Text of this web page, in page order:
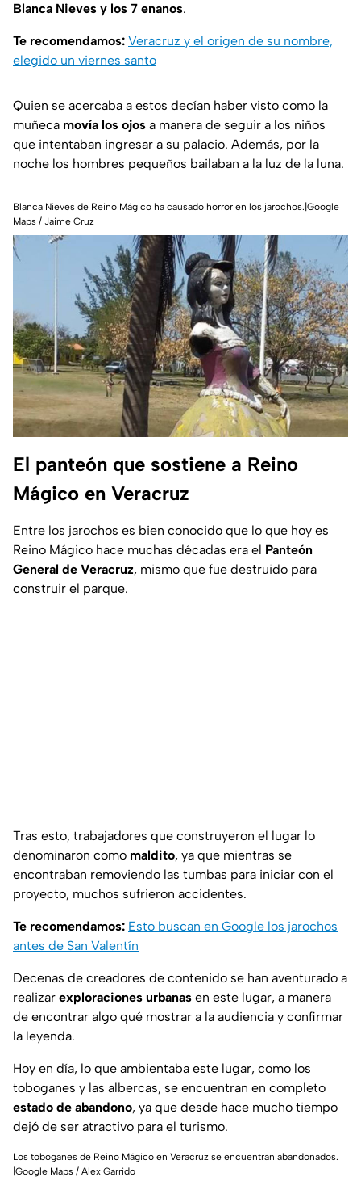
Blanca Nieves y los 7 enanos.
Te recomendamos: Veracruz y el origen de su nombre,
elegido un viernes santo
Quien se acercaba a estos decían haber visto como la
muñeca movía los ojos a manera de seguir a los niños
que intentaban ingresar a su palacio. Además, por la
noche los hombres pequeños bailaban a la luz de la luna.
Blanca Nieves de Reino Mágico ha causado horror en los jarochos.|Google
Maps / Jaime Cruz
El panteón que sostiene a Reino
Mágico en Veracruz
Entre los jarochos es bien conocido que lo que hoy es
Reino Mágico hace muchas décadas era el Panteón
General de Veracruz, mismo que fue destruido para
construir el parque.
Tras esto, trabajadores que construyeron el lugar lo
denominaron como maldito, ya que mientras se
encontraban removiendo las tumbas para iniciar con el
proyecto, muchos sufrieron accidentes.
Te recomendamos: Esto buscan en Google los jarochos
antes de San Valentín
Decenas de creadores de contenido se han aventurado a
realizar exploraciones urbanas en este lugar, a manera
de encontrar algo qué mostrar a la audiencia y confirmar
la leyenda.
Hoy en día, lo que ambientaba este lugar, como los
toboganes y las albercas, se encuentran en completo
estado de abandono, ya que desde hace mucho tiempo
dejó de ser atractivo para el turismo.
Los toboganes de Reino Mágico en Veracruz se encuentran abandonados.
|Google Maps / Alex Garrido